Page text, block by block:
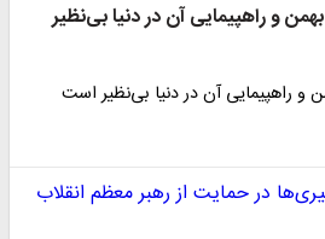
رهبر معظم انقلاب: روز ۲۲ بهمن و راهپیمایی آن در دنیا بی‌نظیر